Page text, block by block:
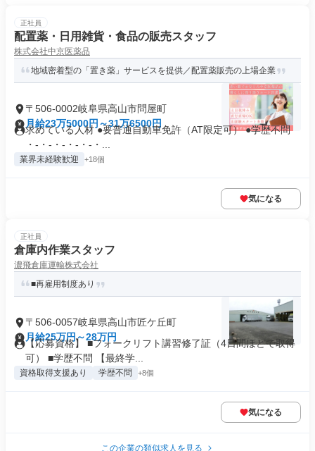
正社員
配置薬・日用雑貨・食品の販売スタッフ
株式会社中京医薬品
地域密着型の「置き薬」サービスを提供／配置薬販売の上場企業
〒506-0002岐阜県高山市問屋町
月給23万5000円～31万6500円
求めている人材 ●要普通自動車免許（AT限定可） ●学歴不問
・-・-・-・-・-・...
業界未経験歓迎 +18個
気になる
正社員
倉庫内作業スタッフ
濃飛倉庫運輸株式会社
■再雇用制度あり
〒506-0057岐阜県高山市匠ケ丘町
月給25万円～28万円
【応募資格】 ■フォークリフト講習修了証（4日間ほどで取得
可） ■学歴不問 【最終学...
資格取得支援あり 学歴不問 +8個
気になる
この企業の類似求人を見る